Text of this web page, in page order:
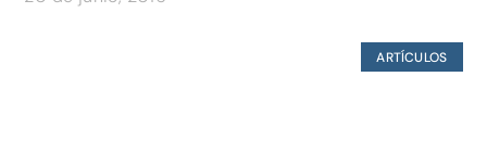
ARTÍCULOS